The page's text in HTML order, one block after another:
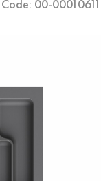
00-00010611